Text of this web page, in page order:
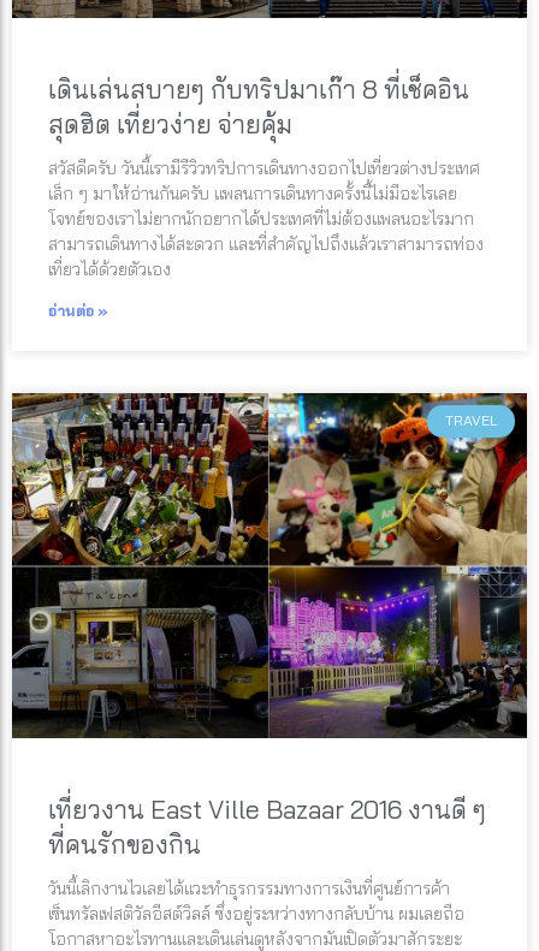
เดินเล่นสบายๆ กับทริปมาเก๊า 8 ที่เช็คอิน
สุดฮิต เที่ยวง่าย จ่ายคุ้ม
สวัสดีครับ วันนี้เรามีรีวิวทริปการเดินทางออกไปเที่ยวต่างประเทศ
เล็ก ๆ มาให้อ่านกันครับ แพลนการเดินทางครั้งนี้ไม่มีอะไรเลย
โจทย์ของเราไม่ยากนักอยากได้ประเทศที่ไม่ต้องแพลนอะไรมาก
สามารถเดินทางได้สะดวก และที่สำคัญไปถึงแล้วเราสามารถท่อง
เที่ยวได้ด้วยตัวเอง
อ่านต่อ »
TRAVEL
เที่ยวงาน East Ville Bazaar 2016 งานดี ๆ
ที่คนรักของกิน
วันนี้เลิกงานไวเลยได้แวะทำธุรกรรมทางการเงินที่ศูนย์การค้า
เซ็นทรัลเฟสติวัลอีสต์วิลล์ ซึ่งอยู่ระหว่างทางกลับบ้าน ผมเลยถือ
โอกาสหาอะไรทานและเดินเล่นดูหลังจากมันเปิดตัวมาสักระยะ